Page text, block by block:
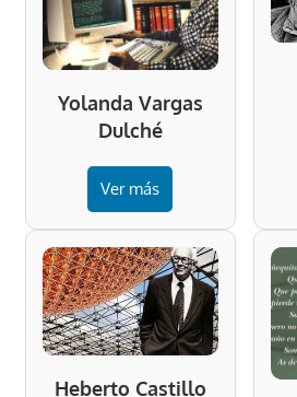
Yolanda Vargas
Dulché
Ver más
Heberto Castillo